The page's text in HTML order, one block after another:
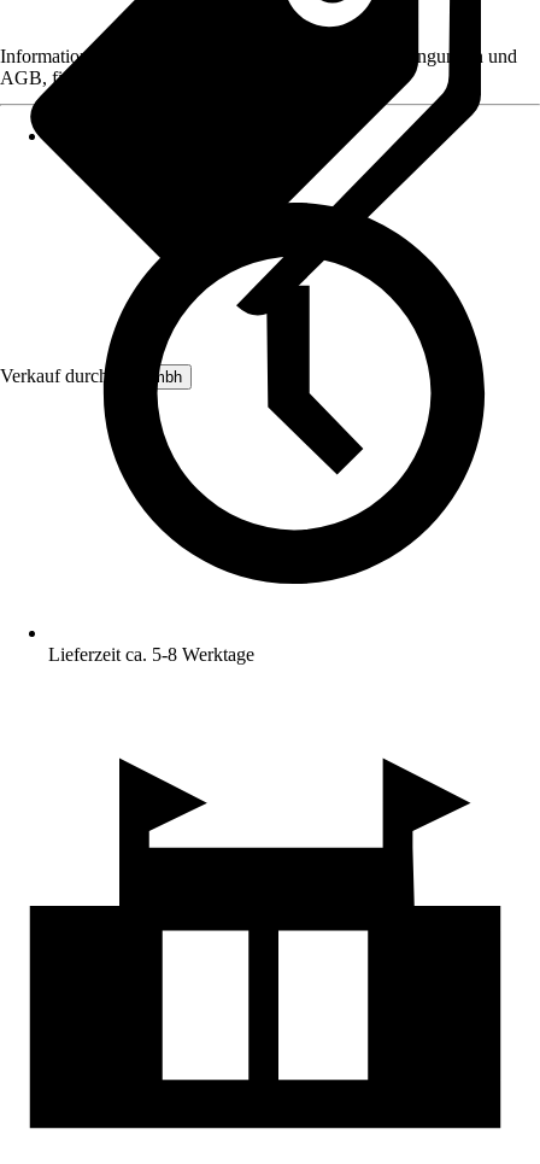
Verkauf durch: viogmbh
Informationen des Verkäufers, wie z. B. Rückgabebedingungen und
AGB, finden Sie bei Klick auf den Verkäufernamen.
Lieferzeit ca. 5-8 Werktage